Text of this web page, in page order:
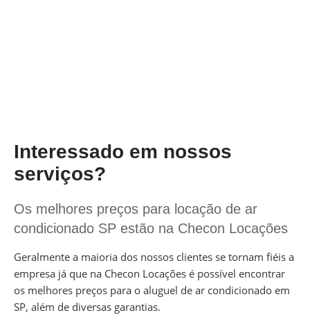
Interessado em nossos
serviços?
Os melhores preços para locação de ar
condicionado SP estão na Checon Locações
Geralmente a maioria dos nossos clientes se tornam fiéis a
empresa já que na Checon Locações é possível encontrar
os melhores preços para o aluguel de ar condicionado em
SP, além de diversas garantias.